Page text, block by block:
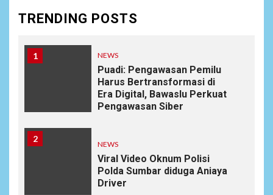
TRENDING POSTS
1 NEWS
Puadi: Pengawasan Pemilu
Harus Bertransformasi di
Era Digital, Bawaslu Perkuat
Pengawasan Siber
2
NEWS
Viral Video Oknum Polisi
Polda Sumbar diduga Aniaya
Driver